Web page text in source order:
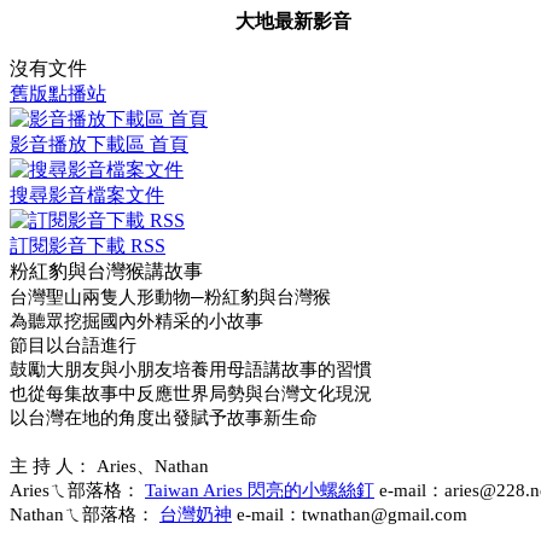
大地最新影音
沒有文件
舊版點播站
影音播放下載區 首頁
搜尋影音檔案文件
訂閱影音下載 RSS
粉紅豹與台灣猴講故事
台灣聖山兩隻人形動物─粉紅豹與台灣猴
為聽眾挖掘國內外精采的小故事
節目以台語進行
鼓勵大朋友與小朋友培養用母語講故事的習慣
也從每集故事中反應世界局勢與台灣文化現況
以台灣在地的角度出發賦予故事新生命
主 持 人： Aries、Nathan
Ariesㄟ部落格： Taiwan Aries 閃亮的小螺絲釘 e-mail：
Nathanㄟ部落格： 台灣奶神 e-mail：twnathan@gmail.com